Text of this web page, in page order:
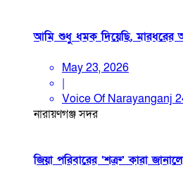
আমি শুধু ধমক দিয়েছি, মারধরের
May 23, 2026
|
Voice Of Narayanganj
নারায়ণগঞ্জ সদর
জিয়া পরিবারের ‘শত্রু’ কারা